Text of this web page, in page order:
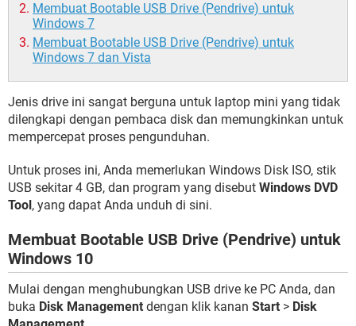
Membuat Bootable USB Drive (Pendrive) untuk
Windows 7
Membuat Bootable USB Drive (Pendrive) untuk
Windows 7 dan Vista
Jenis drive ini sangat berguna untuk laptop mini yang tidak
dilengkapi dengan pembaca disk dan memungkinkan untuk
mempercepat proses pengunduhan.
Untuk proses ini, Anda memerlukan Windows Disk ISO, stik
USB sekitar 4 GB, dan program yang disebut Windows DVD
Tool, yang dapat Anda unduh di sini.
Membuat Bootable USB Drive (Pendrive) untuk
Windows 10
Mulai dengan menghubungkan USB drive ke PC Anda, dan
buka Disk Management dengan klik kanan Start > Disk